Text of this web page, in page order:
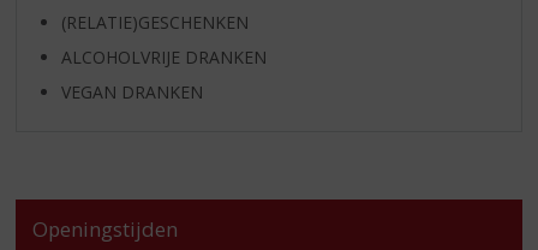
(RELATIE)GESCHENKEN
ALCOHOLVRIJE DRANKEN
VEGAN DRANKEN
Openingstijden